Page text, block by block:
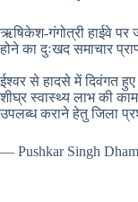
ऋषिकेश-गंगोत्री हाईवे
होने का दुःखद समाचार
ईश्वर से हादसे में दिवंगत
शीघ्र स्वास्थ्य लाभ की
उपलब्ध कराने हेतु जिला
— Pushkar Singh